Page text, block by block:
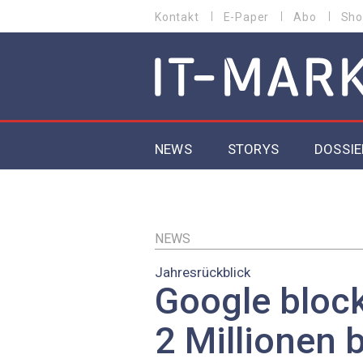
zum
MENU
Kontakt E-Paper Abo
MAIN NAVIGATION
NEWS STORYS
EU-
NEWS
Jahresrückblick
Google
2 Millionen